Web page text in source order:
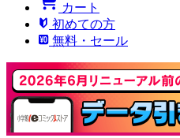
カート
初めての方
無料・セール